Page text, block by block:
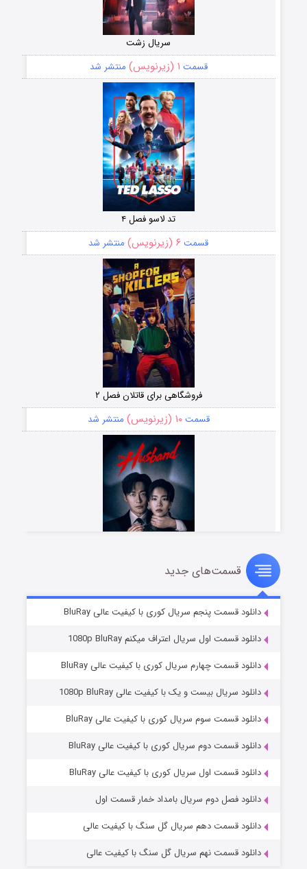
سریال زشت
قسمت ۱ (زیرنویس) منتشر شد
تد لاسو فصل ۴
قسمت ۶ (زیرنویس) منتشر شد
فروشگاهی برای قاتلان فصل ۲
قسمت۱۰ (زیرنویس) منتشر شد
قسمت۸ (زیرنویس) منتشر شد
عملیات آپارتمان
قسمت۲ (زیرنویس) منتشر شد
قسمت‌های جدید
دانلود قسمت پنجم سریال کوری با کیفیت عالی BluRay
دانلود قسمت اول سریال اعتراف میکنم 1080p BluRay
دانلود قسمت چهارم سریال کوری با کیفیت عالی BluRay
دانلود سریال بیست و یک با کیفیت عالی 1080p BluRay
دانلود قسمت سوم سریال کوری با کیفیت عالی BluRay
دانلود قسمت دوم سریال کوری با کیفیت عالی BluRay
دانلود قسمت اول سریال کوری با کیفیت عالی BluRay
دانلود فصل دوم سریال بامداد خمار قسمت اول
دانلود قسمت دهم سریال گل سنگ با کیفیت عالی
دانلود قسمت نهم سریال گل سنگ با کیفیت عالی